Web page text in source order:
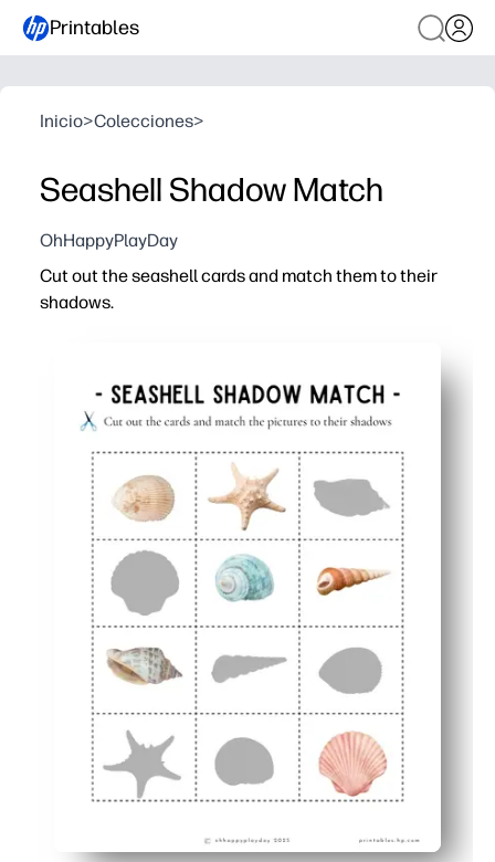
Printables
Inicio>Colecciones>
Seashell Shadow Match
OhHappyPlayDay
Cut out the seashell cards and match them to their
shadows.